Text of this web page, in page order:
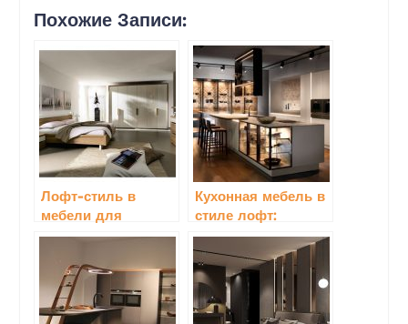
Похожие Записи:
Лофт-стиль в
мебели для
спальни
Кухонная мебель в
стиле лофт:
воплощение
современного
дизайна